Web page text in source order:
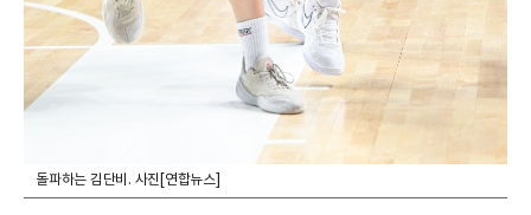
돌파하는 김단비. 사진[연합뉴스]